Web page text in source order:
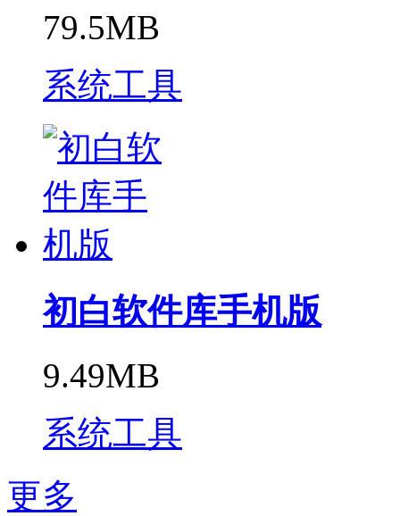
79.5MB
系统工具
初白软件库手机版
9.49MB
系统工具
更多